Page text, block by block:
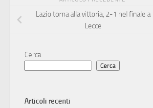
Lazio torna alla vittoria, 2-1 nel finale a
Lecce
Cerca
Cerca
Articoli recenti